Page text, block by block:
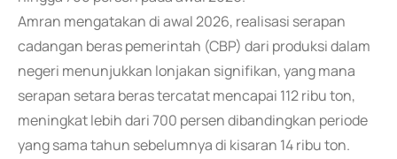
Amran mengatakan di awal 2026, realisasi serapan
cadangan beras pemerintah (CBP) dari produksi dalam
negeri menunjukkan lonjakan signifikan, yang mana
serapan setara beras tercatat mencapai 112 ribu ton,
meningkat lebih dari 700 persen dibandingkan periode
yang sama tahun sebelumnya di kisaran 14 ribu ton.